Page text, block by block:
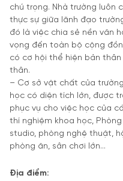
chú trọng. Nhà trường luôn
thực sự giữa lãnh đạo
đó là việc chia sẻ nền văn
vọng đến toàn bộ cộng
có cơ hội thể hiện bản
thân.
– Cơ sở vật chất của
học có diện tích lớn, được
phục vụ cho việc học của
thí nghiệm khoa học,
studio, phòng nghệ thuật,
phòng ăn, sân chơi lớn…
Địa điểm: